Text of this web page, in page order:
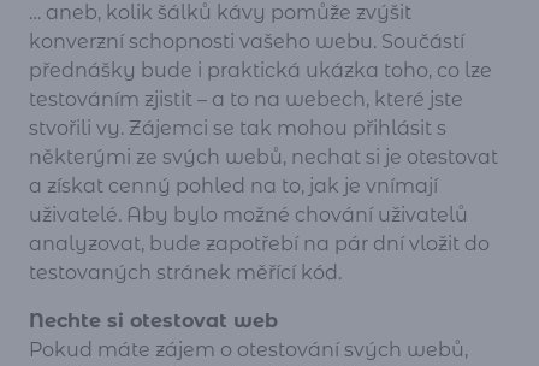
… aneb, kolik šálků kávy pomůže zvýšit
konverzní schopnosti vašeho webu. Součástí
přednášky bude i praktická ukázka toho, co lze
testováním zjistit – a to na webech, které jste
stvořili vy. Zájemci se tak mohou přihlásit s
některými ze svých webů, nechat si je otestovat
a získat cenný pohled na to, jak je vnímají
uživatelé. Aby bylo možné chování uživatelů
analyzovat, bude zapotřebí na pár dní vložit do
testovaných stránek měřící kód.
Nechte si otestovat web
Pokud máte zájem o otestování svých webů,